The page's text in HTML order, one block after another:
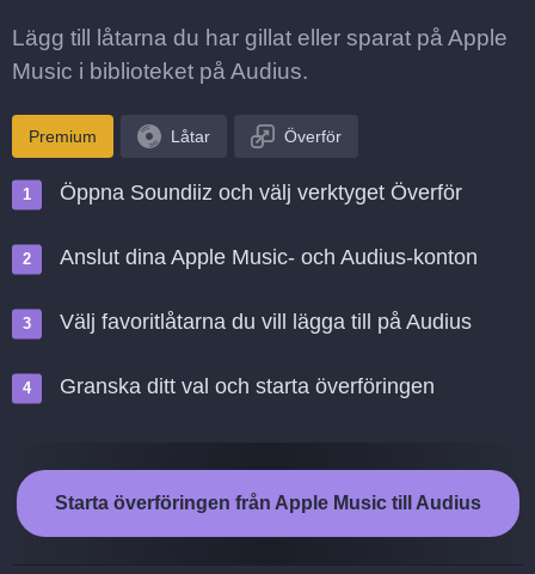
Lägg till låtarna du har gillat eller sparat på Apple
Music i biblioteket på Audius.
Premium Låtar Överför
Öppna Soundiiz och välj verktyget Överför
Anslut dina Apple Music- och Audius-konton
Välj favoritlåtarna du vill lägga till på Audius
Granska ditt val och starta överföringen
Starta överföringen från Apple Music till Audius